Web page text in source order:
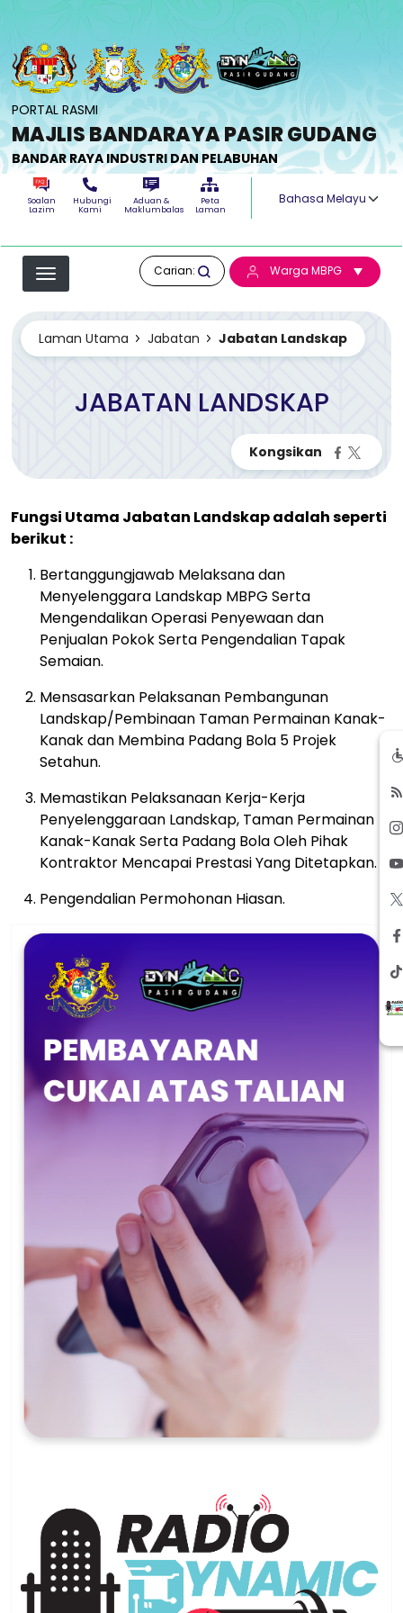
PORTAL RASMI
MAJLIS BANDARAYA PASIR GUDANG
BANDAR RAYA INDUSTRI DAN PELABUHAN
Soalan
Lazim
Hubungi
Kami
Aduan &
Maklumbalas
Peta
Laman
Select your
Carian: Warga MBPG
Laman Utama Jabatan Jabatan Landskap
JABATAN LANDSKAP
Fungsi Utama Jabatan Landskap adalah seperti
berikut :
Bertanggungjawab Melaksana dan
Menyelenggara Landskap MBPG Serta
Mengendalikan Operasi Penyewaan dan
Penjualan Pokok Serta Pengendalian Tapak
Semaian.
Mensasarkan Pelaksanan Pembangunan
Landskap/Pembinaan Taman Permainan Kanak-
Kanak dan Membina Padang Bola 5 Projek
Setahun.
Memastikan Pelaksanaan Kerja-Kerja
Penyelenggaraan Landskap, Taman Permainan
Kanak-Kanak Serta Padang Bola Oleh Pihak
Kontraktor Mencapai Prestasi Yang Ditetapkan.
Pengendalian Permohonan Hiasan.